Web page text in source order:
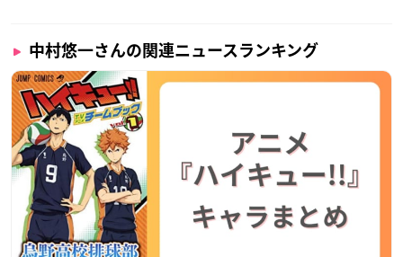
中村悠一さんの関連ニュースランキング